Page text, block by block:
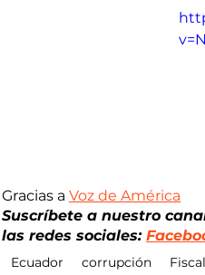
Gracias a Voz de América
Suscríbete a nuestro
las redes sociales:
Ecuador corrupción